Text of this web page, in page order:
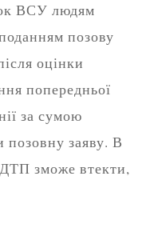
ВСУ людям
позову
оцінки
попередньої
за сумою
позовну заяву. В
зможе втекти,